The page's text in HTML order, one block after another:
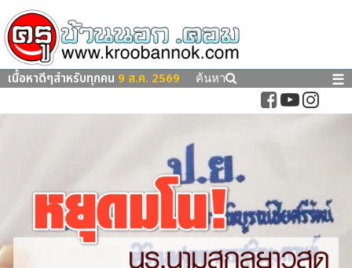
เนื้อหาดีๆสำหรับทุกคน 9 ส.ค. 2569 ค้นหา ☰